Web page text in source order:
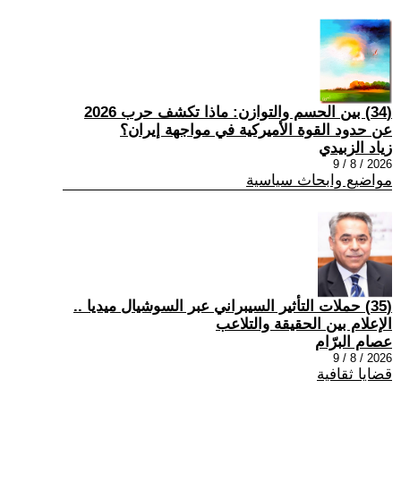
(34) بين الحسم والتوازن: ماذا تكشف حرب 2026
عن حدود القوة الأميركية في مواجهة إيران؟
زياد الزبيدي
2026 / 8 / 9
مواضيع وابحاث سياسية
(35) حملات التأثير السيبراني عبر السوشيال ميديا ..
الإعلام بين الحقيقة والتلاعب
عصام البرّام
2026 / 8 / 9
قضايا ثقافية